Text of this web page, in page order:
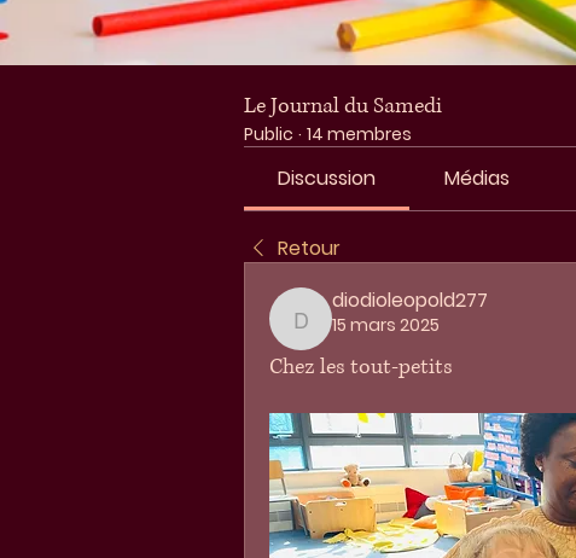
Le Journal du Samedi
Public · 14 membres
Discussion Médias
Retour
diodioleopold277
diodioleopold277
15 mars 2025
Chez les tout-petits